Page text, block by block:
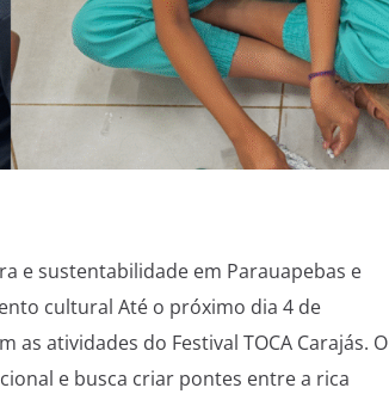
e sustentabilidade em Parauapebas e
cultural Até o próximo dia 4 de
atividades do Festival TOCA Carajás. O
e busca criar pontes entre a rica